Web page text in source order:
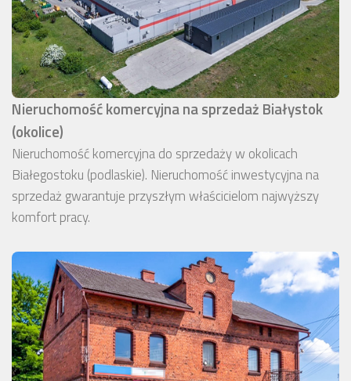
Nieruchomość komercyjna na sprzedaż Białystok
(okolice)
Nieruchomość komercyjna do sprzedaży w okolicach
Białegostoku (podlaskie). Nieruchomość inwestycyjna na
sprzedaż gwarantuje przyszłym właścicielom najwyższy
komfort pracy.